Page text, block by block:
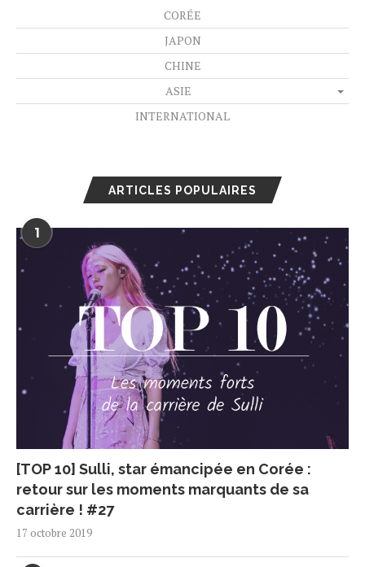
CORÉE
JAPON
CHINE
ASIE
INTERNATIONAL
ARTICLES POPULAIRES
1
[TOP 10] Sulli, star émancipée en Corée :
retour sur les moments marquants de sa
carrière ! #27
17 octobre 2019